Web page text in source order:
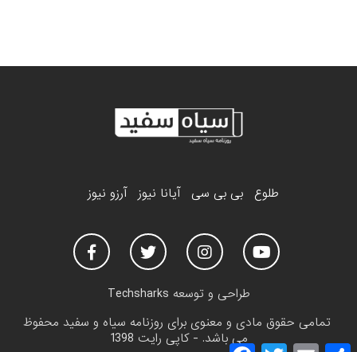
طلوع بی بی سی آیانا نیوز آرزو نیوز
طراحی و توسعه Techsharks
تمامی حقوق مادی و معنوی برای روزنامه سیاه و سفید محفوظ
می باشد. - کاپی رایت 1398